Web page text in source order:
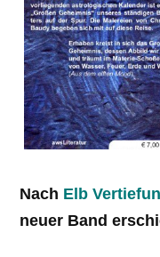
Nach Elb
neuer Band